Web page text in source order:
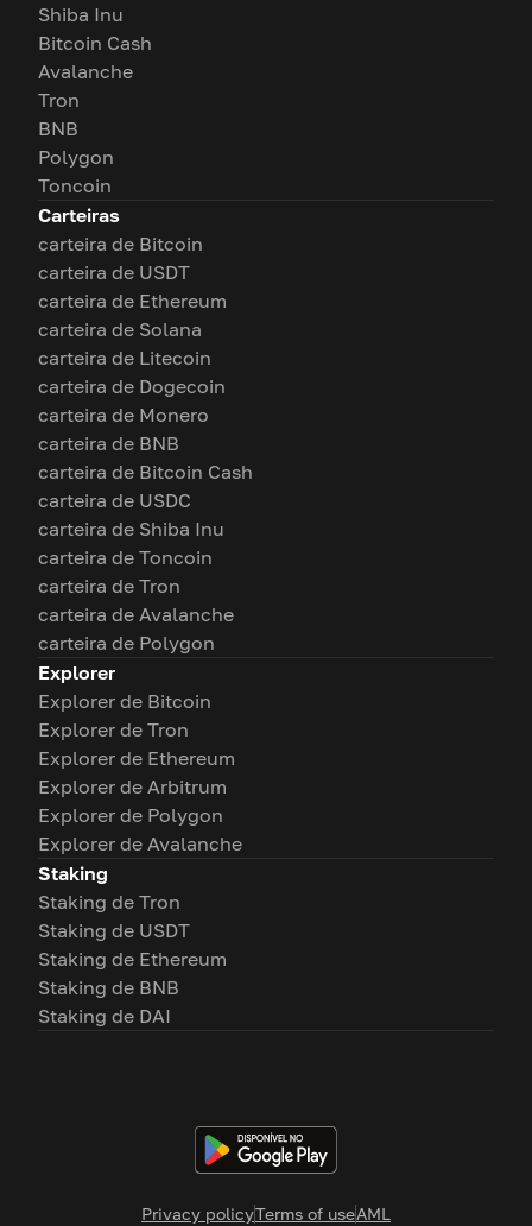
Privacy policyTerms of useAML
Shiba Inu
Bitcoin Cash
Avalanche
Tron
BNB
Polygon
Toncoin
Carteiras
carteira de Bitcoin
carteira de USDT
carteira de Ethereum
carteira de Solana
carteira de Litecoin
carteira de Dogecoin
carteira de Monero
carteira de BNB
carteira de Bitcoin Cash
carteira de USDC
carteira de Shiba Inu
carteira de Toncoin
carteira de Tron
carteira de Avalanche
carteira de Polygon
Explorer
Explorer de Bitcoin
Explorer de Tron
Explorer de Ethereum
Explorer de Arbitrum
Explorer de Polygon
Explorer de Avalanche
Staking
Staking de Tron
Staking de USDT
Staking de Ethereum
Staking de BNB
Staking de DAI